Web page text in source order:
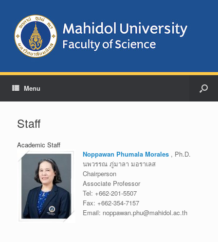
Menu
Staff
Academic Staff
Noppawan Phumala Morales , Ph.D.
นพวรรณ ภู่มาลา มอราเลส
Chairperson
Associate Professor
Tel: +662-201-5507
Fax: +662-354-7157
Email: noppawan.phu@mahidol.ac.th